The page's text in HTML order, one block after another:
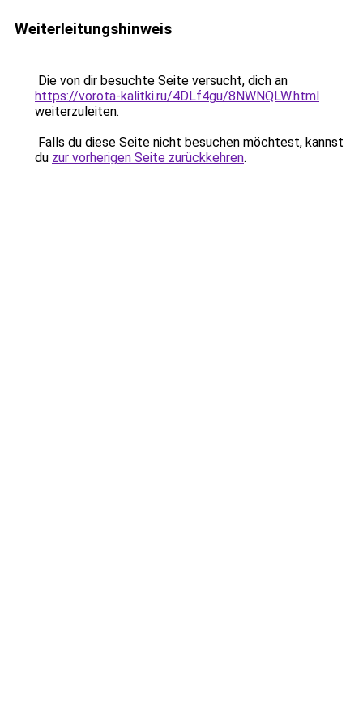
Weiterleitungshinweis
Die von dir besuchte Seite versucht, dich an
https://vorota-kalitki.ru/4DLf4gu/8NWNQLW.html
weiterzuleiten.
Falls du diese Seite nicht besuchen möchtest, kannst
du zur vorherigen Seite zurückkehren.